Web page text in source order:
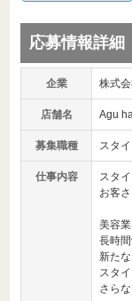
応募情報詳細
企業 株式
店舗名 Agu
募集職種 スタ
仕事内容
スタ
お客
美容
長時
新た
スタ
さら